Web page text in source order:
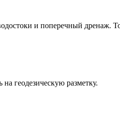
и поперечный дренаж.
геодезическую разметку.